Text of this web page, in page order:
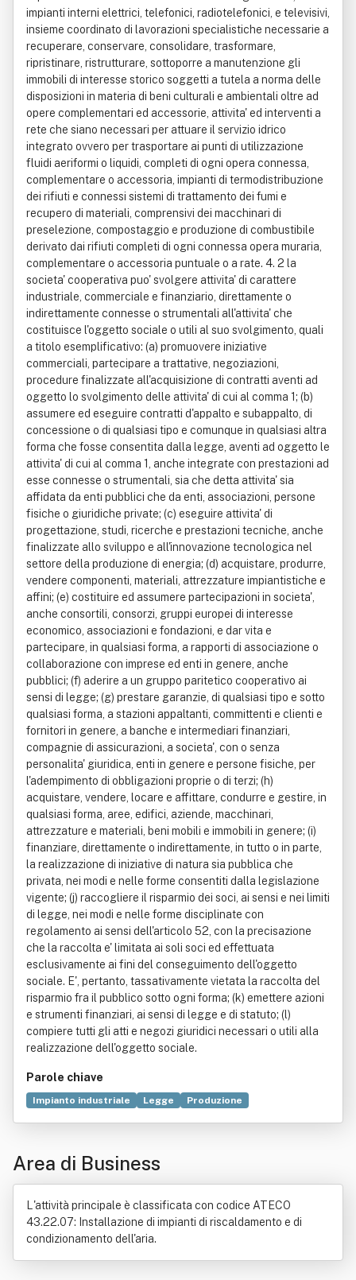
impianti interni elettrici, telefonici, radiotelefonici, e televisivi,
insieme coordinato di lavorazioni specialistiche necessarie a
recuperare, conservare, consolidare, trasformare,
ripristinare, ristrutturare, sottoporre a manutenzione gli
immobili di interesse storico soggetti a tutela a norma delle
disposizioni in materia di beni culturali e ambientali oltre ad
opere complementari ed accessorie, attivita' ed interventi a
rete che siano necessari per attuare il servizio idrico
integrato ovvero per trasportare ai punti di utilizzazione
fluidi aeriformi o liquidi, completi di ogni opera connessa,
complementare o accessoria, impianti di termodistribuzione
dei rifiuti e connessi sistemi di trattamento dei fumi e
recupero di materiali, comprensivi dei macchinari di
preselezione, compostaggio e produzione di combustibile
derivato dai rifiuti completi di ogni connessa opera muraria,
complementare o accessoria puntuale o a rate. 4. 2 la
societa' cooperativa puo' svolgere attivita' di carattere
industriale, commerciale e finanziario, direttamente o
indirettamente connesse o strumentali all'attivita' che
costituisce l'oggetto sociale o utili al suo svolgimento, quali
a titolo esemplificativo: (a) promuovere iniziative
commerciali, partecipare a trattative, negoziazioni,
procedure finalizzate all'acquisizione di contratti aventi ad
oggetto lo svolgimento delle attivita' di cui al comma 1; (b)
assumere ed eseguire contratti d'appalto e subappalto, di
concessione o di qualsiasi tipo e comunque in qualsiasi altra
forma che fosse consentita dalla legge, aventi ad oggetto le
attivita' di cui al comma 1, anche integrate con prestazioni ad
esse connesse o strumentali, sia che detta attivita' sia
affidata da enti pubblici che da enti, associazioni, persone
fisiche o giuridiche private; (c) eseguire attivita' di
progettazione, studi, ricerche e prestazioni tecniche, anche
finalizzate allo sviluppo e all'innovazione tecnologica nel
settore della produzione di energia; (d) acquistare, produrre,
vendere componenti, materiali, attrezzature impiantistiche e
affini; (e) costituire ed assumere partecipazioni in societa',
anche consortili, consorzi, gruppi europei di interesse
economico, associazioni e fondazioni, e dar vita e
partecipare, in qualsiasi forma, a rapporti di associazione o
collaborazione con imprese ed enti in genere, anche
pubblici; (f) aderire a un gruppo paritetico cooperativo ai
sensi di legge; (g) prestare garanzie, di qualsiasi tipo e sotto
qualsiasi forma, a stazioni appaltanti, committenti e clienti e
fornitori in genere, a banche e intermediari finanziari,
compagnie di assicurazioni, a societa', con o senza
personalita' giuridica, enti in genere e persone fisiche, per
l'adempimento di obbligazioni proprie o di terzi; (h)
acquistare, vendere, locare e affittare, condurre e gestire, in
qualsiasi forma, aree, edifici, aziende, macchinari,
attrezzature e materiali, beni mobili e immobili in genere; (i)
finanziare, direttamente o indirettamente, in tutto o in parte,
la realizzazione di iniziative di natura sia pubblica che
privata, nei modi e nelle forme consentiti dalla legislazione
vigente; (j) raccogliere il risparmio dei soci, ai sensi e nei limiti
di legge, nei modi e nelle forme disciplinate con
regolamento ai sensi dell'articolo 52, con la precisazione
che la raccolta e' limitata ai soli soci ed effettuata
esclusivamente ai fini del conseguimento dell'oggetto
sociale. E', pertanto, tassativamente vietata la raccolta del
risparmio fra il pubblico sotto ogni forma; (k) emettere azioni
e strumenti finanziari, ai sensi di legge e di statuto; (l)
compiere tutti gli atti e negozi giuridici necessari o utili alla
realizzazione dell'oggetto sociale.
Parole chiave
Impianto industriale Legge
Produzione
Opere pubbliche
Riciclaggio dei rifiuti
Area di Business
L'attività principale è classificata con codice ATECO
43.22.07: Installazione di impianti di riscaldamento e di
condizionamento dell'aria.